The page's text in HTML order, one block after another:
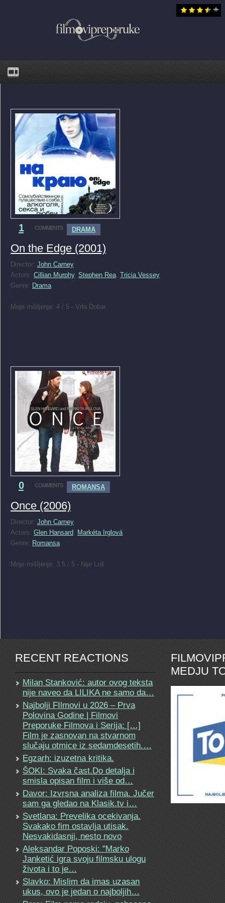
1 COMMENTS DRAMA
On the Edge (2001)
Director: John Carney
Actors: Cillian Murphy, Stephen Rea Tricia Vessey
Genre: Drama
Moje mišljenje: 4 / 5 - Vrlo Dobar
0 COMMENTS ROMANSA
Once (2006)
Director: John Carney
Actors: Glen Hansard
Markéta Irglová
Genre: Romansa
Moje mišljenje: 3.5 / 5 - Nije Loš
RECENT REACTIONS
Milan Stanković: autor ovog teksta
nije naveo da LILIKA ne samo da…
Najbolji FIlmovi u 2026 – Prva
Polovina Godine | Filmovi
Preporuke Filmova i Serija: […]
Film je zasnovan na stvarnom
slučaju otmice iz sedamdesetih.…
Egzarh: izuzetna kritika.
ŠOKI: Svaka čast.Do detalja i
smisla opisan film i više od…
Davor: Izvrsna analiza filma. Jučer
sam ga gledao na Klasik.tv i…
Svetlana: Prevelika ocekivanja.
Svakako fim ostavlja utisak.
Nesvakidasnji, nesto novo
Aleksandar Poposki: "Marko
Janketić igra svoju filmsku ulogu
života i to je…
Slavko: Mislim da imas uzasan
ukus, ovo je jedan o najboljih…
MEDJU